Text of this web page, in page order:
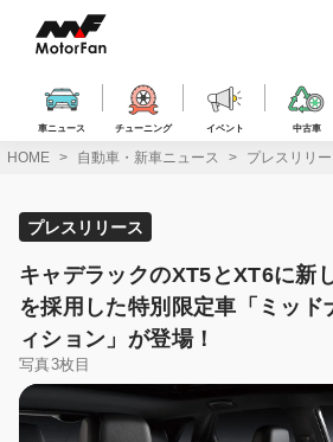
ス
車ニュース チューニング イベント 中古車
HOME 自動車・新車ニュース プレスリリ
プレスリリース
キャデラックのXT5とXT6に新
を採用した特別限定車「ミッド
ィション」が登場！
写真3枚目